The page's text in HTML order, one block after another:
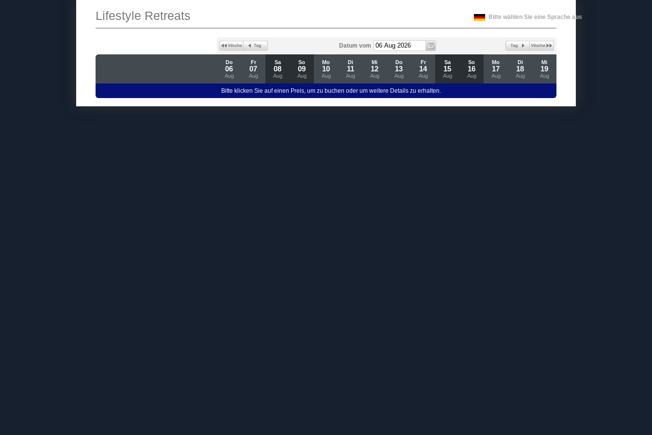
Bitte wählen Sie eine Sprache aus
Lifestyle Retreats
Datum vom
Do
06
Aug
Fr
07
Aug
Sa
08
Aug
So
09
Aug
Mo
10
Aug
Di
11
Aug
Mi
12
Aug
Do
13
Aug
Fr
14
Aug
Sa
15
Aug
So
16
Aug
Mo
17
Aug
Di
18
Aug
Mi
19
Aug
Bitte klicken Sie auf einen Preis, um zu buchen oder um weitere Details zu erhalten.